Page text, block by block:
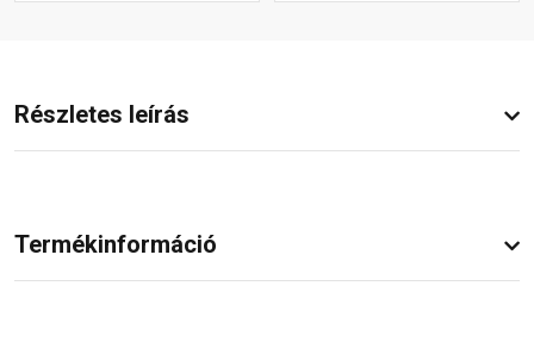
Részletes leírás
Termékinformáció